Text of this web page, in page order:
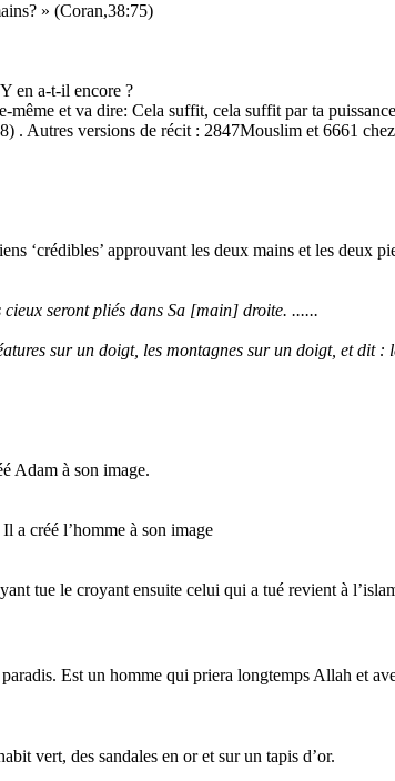
» (Coran,38:75)
en a-t-il encore ?
même et va dire: Cela suffit, cela suffit par ta
. Autres versions de récit : 2847Mouslim et 6661
‘crédibles’ approuvant les deux mains et les deux
seront pliés dans Sa [main] droite. ......
sur un doigt, les montagnes sur un doigt, et dit :
Adam à son image.
a créé l’homme à son image
tue le croyant ensuite celui qui a tué revient à
Est un homme qui priera longtemps Allah et
vert, des sandales en or et sur un tapis d’or.